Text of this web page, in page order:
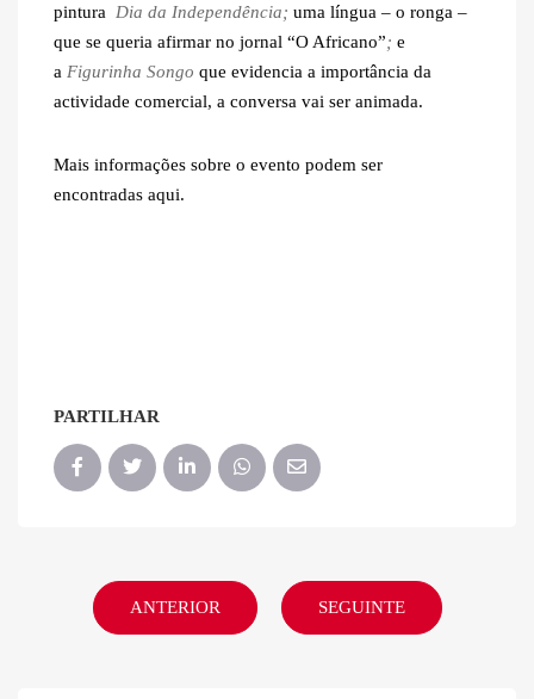
pintura Dia da Independência; uma língua – o ronga –
que se queria afirmar no jornal “O Africano”; e
a Figurinha Songo que evidencia a importância da
actividade comercial, a conversa vai ser animada.
Mais informações sobre o evento podem ser
encontradas aqui.
PARTILHAR
ANTERIOR SEGUINTE